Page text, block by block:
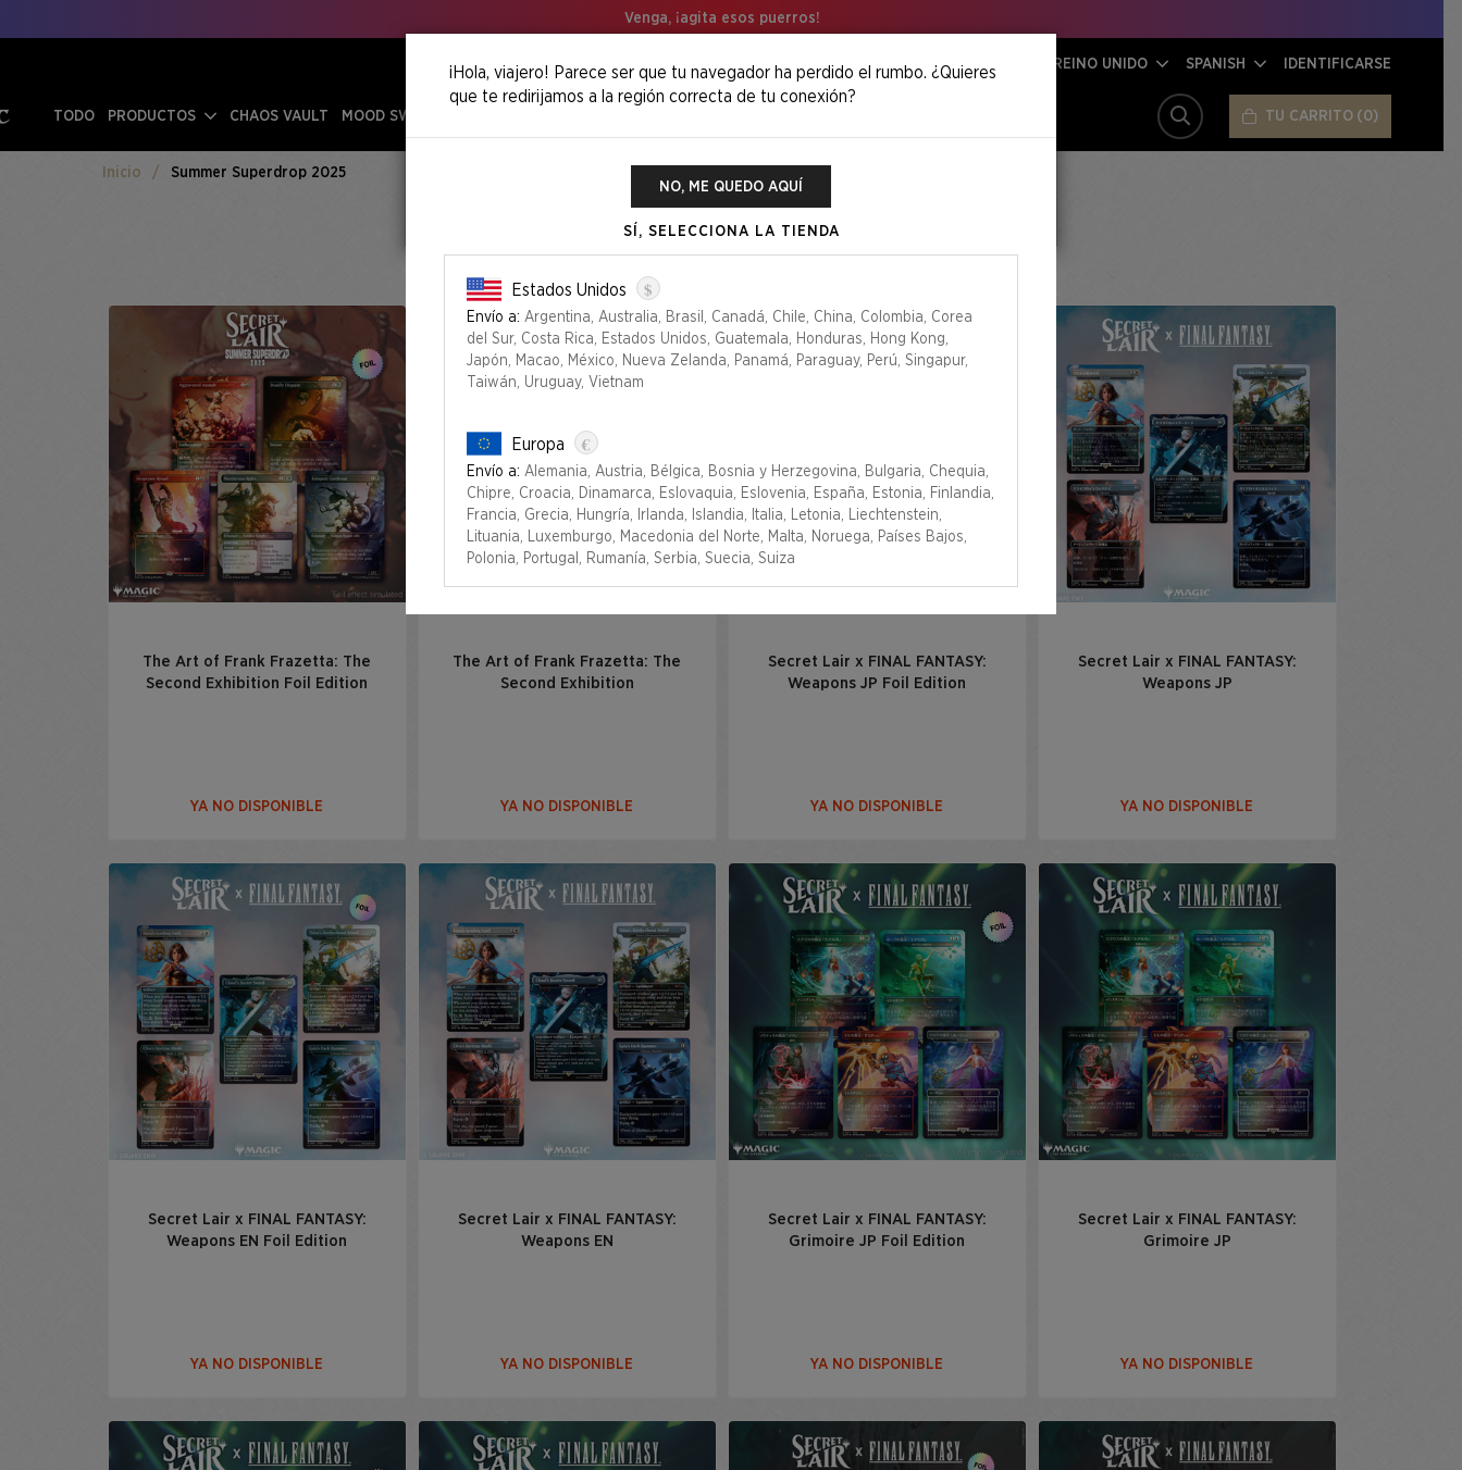
Venga, ¡agita esos puerros!
REINO UNIDO SPANISH IDENTIFICARSE
TODO PRODUCTOS CHAOS VAULT MOOD SWINGS BUSCAR TU CARRITO 0
Inicio Summer Superdrop 2025
Summer Superdrop 2025
The Art of Frank Frazetta: The
Second Exhibition Foil Edition
YA NO DISPONIBLE
The Art of Frank Frazetta: The
Second Exhibition
YA NO DISPONIBLE
Secret Lair x FINAL FANTASY:
Weapons JP Foil Edition
YA NO DISPONIBLE
Secret Lair x FINAL FANTASY:
Weapons JP
YA NO DISPONIBLE
Secret Lair x FINAL FANTASY:
Weapons EN Foil Edition
YA NO DISPONIBLE
Secret Lair x FINAL FANTASY:
Weapons EN
YA NO DISPONIBLE
Secret Lair x FINAL FANTASY:
Grimoire JP Foil Edition
YA NO DISPONIBLE
Secret Lair x FINAL FANTASY:
Grimoire JP
YA NO DISPONIBLE
¡Hola, viajero! Parece ser que tu navegador ha perdido el rumbo. ¿Quieres
que te redirijamos a la región correcta de tu conexión?
NO, ME QUEDO AQUÍ
SÍ, SELECCIONA LA TIENDA
Estados Unidos $
Envío a: Argentina, Australia, Brasil, Canadá, Chile, China, Colombia, Corea
del Sur, Costa Rica, Estados Unidos, Guatemala, Honduras, Hong Kong,
Japón, Macao, México, Nueva Zelanda, Panamá, Paraguay, Perú, Singapur,
Taiwán, Uruguay, Vietnam
Europa €
Envío a: Alemania, Austria, Bélgica, Bosnia y Herzegovina, Bulgaria, Chequia,
Chipre, Croacia, Dinamarca, Eslovaquia, Eslovenia, España, Estonia, Finlandia,
Francia, Grecia, Hungría, Irlanda, Islandia, Italia, Letonia, Liechtenstein,
Lituania, Luxemburgo, Macedonia del Norte, Malta, Noruega, Países Bajos,
Polonia, Portugal, Rumanía, Serbia, Suecia, Suiza